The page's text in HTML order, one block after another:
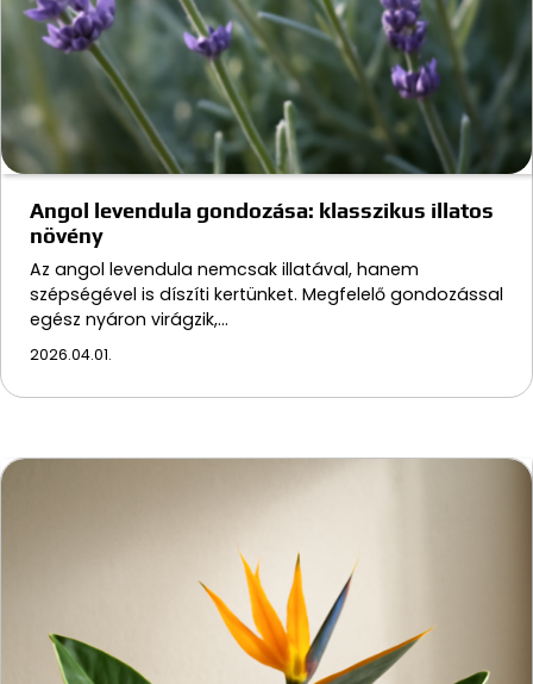
Angol levendula gondozása: klasszikus illatos
növény
Az angol levendula nemcsak illatával, hanem
szépségével is díszíti kertünket. Megfelelő gondozással
egész nyáron virágzik,…
2026.04.01.